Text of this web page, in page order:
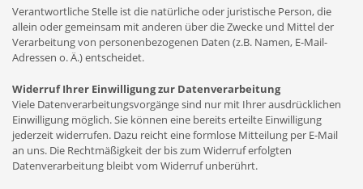
Verantwortliche Stelle ist die natürliche oder juristische Person, die
allein oder gemeinsam mit anderen über die Zwecke und Mittel der
Verarbeitung von personenbezogenen Daten (z.B. Namen, E-Mail-
Adressen o. Ä.) entscheidet.
Widerruf Ihrer Einwilligung zur Datenverarbeitung
Viele Datenverarbeitungsvorgänge sind nur mit Ihrer ausdrücklichen
Einwilligung möglich. Sie können eine bereits erteilte Einwilligung
jederzeit widerrufen. Dazu reicht eine formlose Mitteilung per E-Mail
an uns. Die Rechtmäßigkeit der bis zum Widerruf erfolgten
Datenverarbeitung bleibt vom Widerruf unberührt.